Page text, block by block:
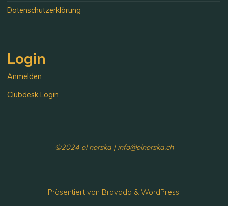
Datenschutzerklärung
Login
Anmelden
Clubdesk Login
©2024 ol norska | info@olnorska.ch
Präsentiert von Bravada & WordPress.